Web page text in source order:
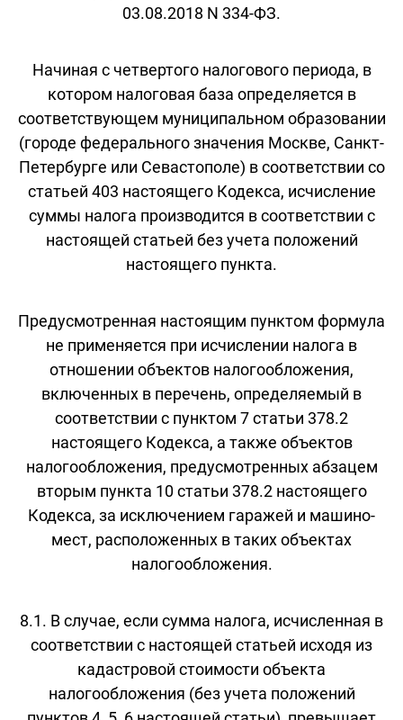
03.08.2018 N 334-ФЗ.
Начиная с четвертого налогового периода, в
котором налоговая база определяется в
соответствующем муниципальном образовании
(городе федерального значения Москве, Санкт-
Петербурге или Севастополе) в соответствии со
статьей 403 настоящего Кодекса, исчисление
суммы налога производится в соответствии с
настоящей статьей без учета положений
настоящего пункта.
Предусмотренная настоящим пунктом формула
не применяется при исчислении налога в
отношении объектов налогообложения,
включенных в перечень, определяемый в
соответствии с пунктом 7 статьи 378.2
настоящего Кодекса, а также объектов
налогообложения, предусмотренных абзацем
вторым пункта 10 статьи 378.2 настоящего
Кодекса, за исключением гаражей и машино-
мест, расположенных в таких объектах
налогообложения.
8.1. В случае, если сумма налога, исчисленная в
соответствии с настоящей статьей исходя из
кадастровой стоимости объекта
налогообложения (без учета положений